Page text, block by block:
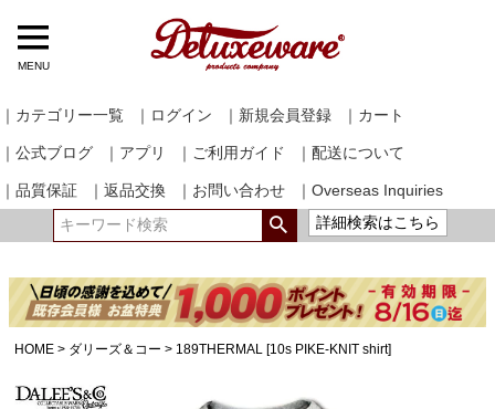
MENU
｜カテゴリー一覧 ｜ログイン ｜新規会員登録 ｜カート
｜公式ブログ ｜アプリ ｜ご利用ガイド ｜配送について
｜品質保証 ｜返品交換 ｜お問い合わせ
｜Overseas Inquiries
詳細検索はこちら
HOME ダリーズ＆コー 189THERMAL [10s PIKE-KNIT shirt]